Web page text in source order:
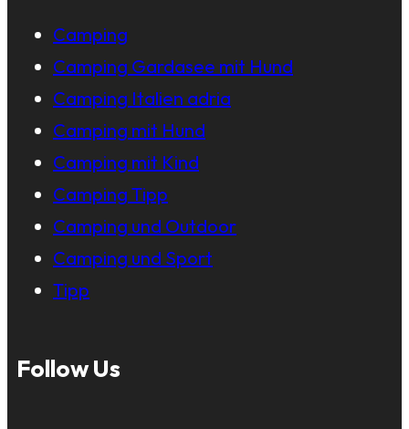
Camping
Camping Gardasee mit Hund
Camping Italien adria
Camping mit Hund
Camping mit Kind
Camping Tipp
Camping und Outdoor
Camping und Sport
Tipp
Follow Us